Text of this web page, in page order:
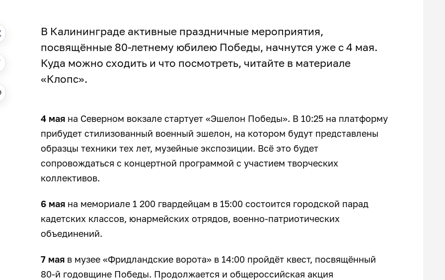
В Калининграде активные праздничные мероприятия,
посвящённые 80-летнему юбилею Победы, начнутся уже с 4 мая.
Куда можно сходить и что посмотреть, читайте в материале
«Клопс».
4 мая на Северном вокзале стартует «Эшелон Победы». В 10:25 на платформу
прибудет стилизованный военный эшелон, на котором будут представлены
образцы техники тех лет, музейные экспозиции. Всё это будет
сопровождаться с концертной программой с участием творческих
коллективов.
6 мая на мемориале 1 200 гвардейцам в 15:00 состоится городской парад
кадетских классов, юнармейских отрядов, военно-патриотических
объединений.
7 мая в музее «Фридландские ворота» в 14:00 пройдёт квест, посвящённый
80-й годовщине Победы. Продолжается и общероссийская акция